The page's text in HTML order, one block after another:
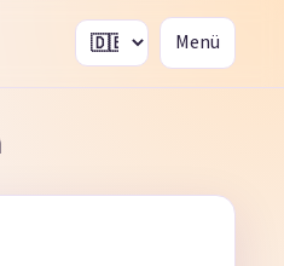
Menü
Sprache auswählen